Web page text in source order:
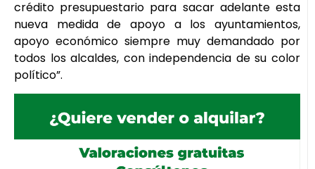
crédito presupuestario para sacar adelante esta
nueva medida de apoyo a los ayuntamientos,
apoyo económico siempre muy demandado por
todos los alcaldes, con independencia de su color
político”.